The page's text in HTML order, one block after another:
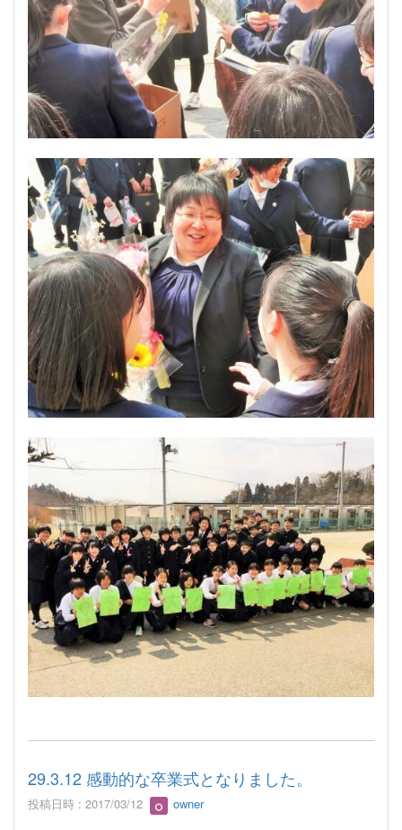
29.3.12 感動的な卒業式となりました。
投稿日時 : 2017/03/12 owner